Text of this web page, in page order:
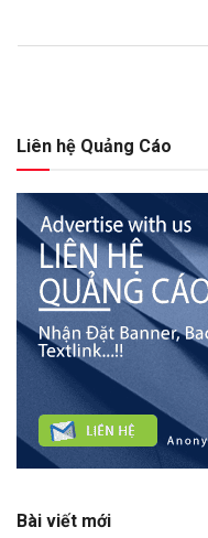
Liên hệ Quảng Cáo
Bài viết mới